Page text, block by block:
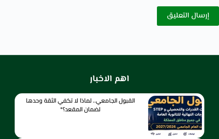
إرسال التعليق
اهم الاخبار
القبول الجامعي.. لماذا لا تكفي الثقة وحدها
لضمان المقعد؟*